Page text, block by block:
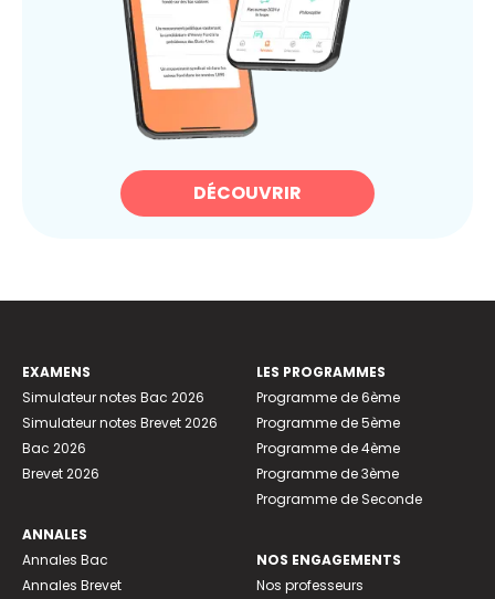
DÉCOUVRIR
EXAMENS
Simulateur notes Bac 2026
Simulateur notes Brevet 2026
Bac 2026
Brevet 2026
ANNALES
Annales Bac
Annales Brevet
LES PROGRAMMES
Programme de 6ème
Programme de 5ème
Programme de 4ème
Programme de 3ème
Programme de Seconde
NOS ENGAGEMENTS
Nos professeurs